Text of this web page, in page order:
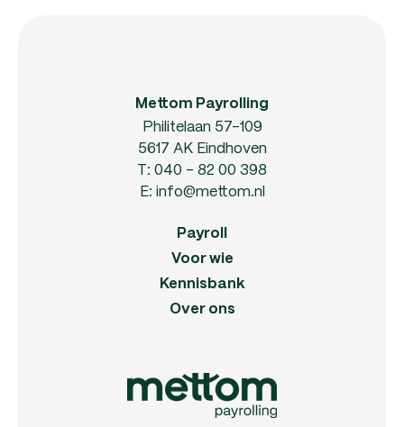
Mettom Payrolling
Philitelaan 57-109
5617 AK Eindhoven
T: 040 - 82 00 398
E: info@mettom.nl
Payroll
Voor wie
Kennisbank
Over ons